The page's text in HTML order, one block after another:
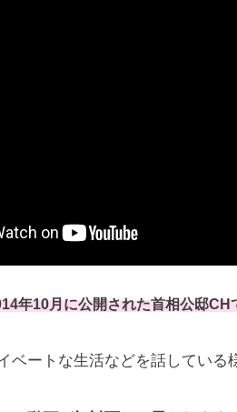
年10月に公開された首相公邸CH
ベートな生活などを話している